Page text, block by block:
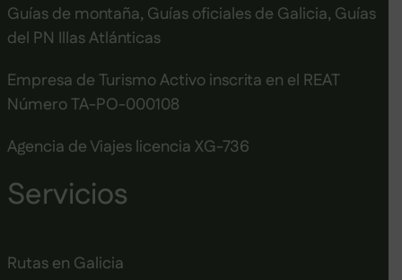
Guías de montaña, Guías oficiales de Galicia, Guías
del PN Illas Atlánticas
Empresa de Turismo Activo inscrita en el REAT
Número TA-PO-000108
Agencia de Viajes licencia XG-736
Servicios
Rutas en Galicia